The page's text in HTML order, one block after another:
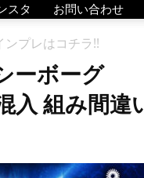
スタ お問い合わせ
ンプレはコチラ!!
ーボーグ
入 組み間違